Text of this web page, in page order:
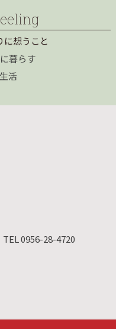
に想うこと
暮らす
活
TEL 0956-28-4720